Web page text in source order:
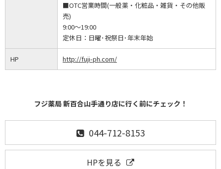
■OTC営業時間(一般薬・化粧品・雑貨・その他販
売)
9:00～19:00
定休日： 日曜･祝祭日･年末年始
HP http://fuji-ph.com/
フジ薬局 新百合山手通り店に行く前にチェック！
044-712-8153
HPを見る